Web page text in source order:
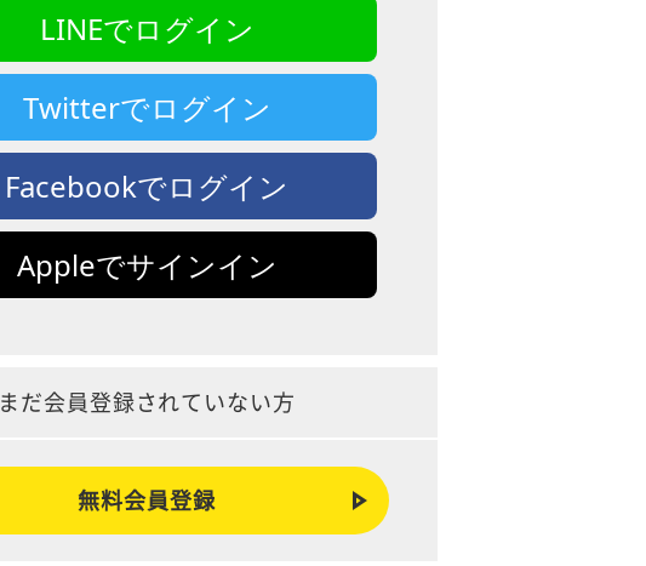
LINEでログイン
Twitterでログイン
Facebookでログイン
Appleでサインイン
まだ会員登録されていない方
無料会員登録